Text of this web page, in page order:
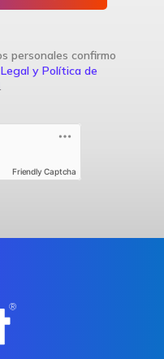
personales confirmo
y Política de
.
Friendly Captcha